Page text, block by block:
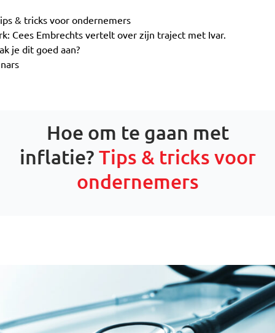
& tricks voor ondernemers
Cees Embrechts vertelt over zijn traject met Ivar.
je dit goed aan?
Hoe om te gaan met
inflatie? Tips & tricks voor
ondernemers